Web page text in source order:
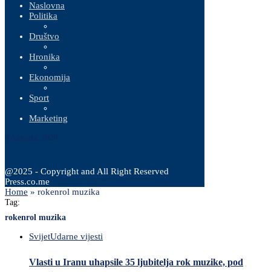
Naslovna
Politika
Društvo
Hronika
Ekonomija
Sport
Marketing
@2025 - Copyright and All Right Reserved
Press.co.me
Home » rokenrol muzika
Tag:
rokenrol muzika
SvijetUdarne vijesti
Vlasti u Iranu uhapsile 35 ljubitelja rok muzike, pod